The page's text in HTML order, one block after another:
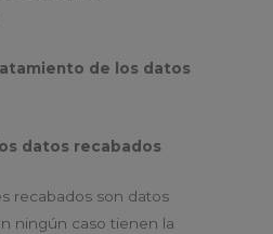
de los datos
datos recabados
recabados son datos
ningún caso tienen la